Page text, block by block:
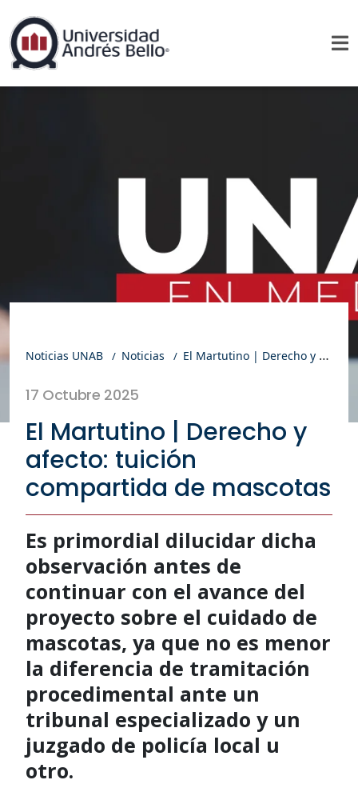
Noticias UNAB Noticias El Martutino | Derecho y afecto: tuición compartida de mascotas
17 Octubre 2025
El Martutino | Derecho y
afecto: tuición
compartida de mascotas
Es primordial dilucidar dicha
observación antes de
continuar con el avance del
proyecto sobre el cuidado de
mascotas, ya que no es menor
la diferencia de tramitación
procedimental ante un
tribunal especializado y un
juzgado de policía local u
otro.